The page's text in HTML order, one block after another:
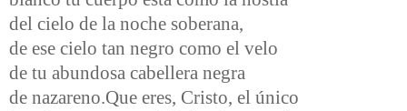
del cielo de la noche soberana,
de ese cielo tan negro como el velo
de tu abundosa cabellera negra
de nazareno.Que eres, Cristo, el único